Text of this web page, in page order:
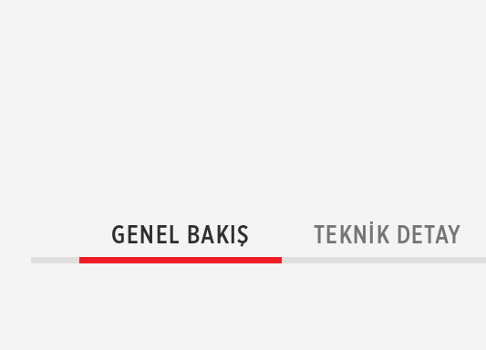
GENEL BAKIŞ TEKNIK DETAY